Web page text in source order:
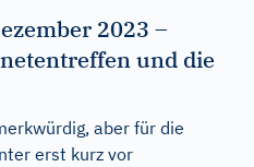
2023 –
und die
aber für die
erst kurz vor